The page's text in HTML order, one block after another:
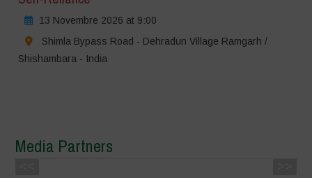
13 Novembre 2026 at 9:00
Shimla Bypass Road - Dehradun Village Ramgarh /
Shishambara - India
Media Partners